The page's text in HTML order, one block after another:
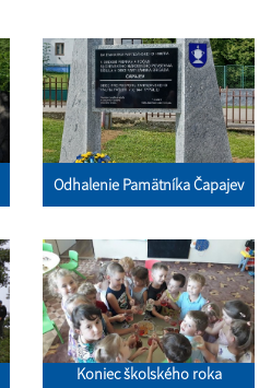
Odhalenie Pamätníka Čapajev
Koniec školského roka